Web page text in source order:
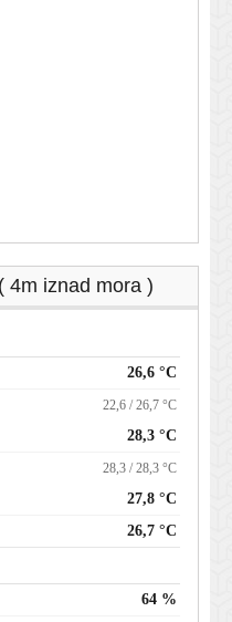
iznad mora )
26,6 °C
22,6 / 26,7 °C
28,3 °C
28,3 / 28,3 °C
27,8 °C
26,7 °C
64 %